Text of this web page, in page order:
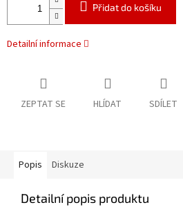
Přidat do košíku
Detailní informace
ZEPTAT SE HLÍDAT SDÍLET
Popis Diskuze
Detailní popis produktu